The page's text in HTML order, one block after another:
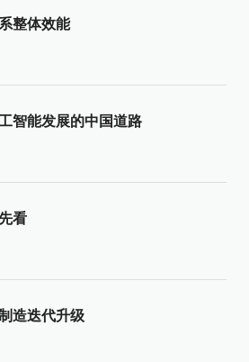
整体效能
智能发展的中国道路
看
造迭代升级